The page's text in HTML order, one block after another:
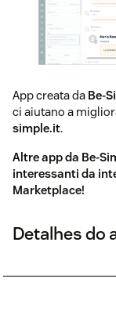
App creata da Be-
ci aiutano a
simple.it.
Altre app da Be-
interessanti da
Marketplace!
Detalhes do